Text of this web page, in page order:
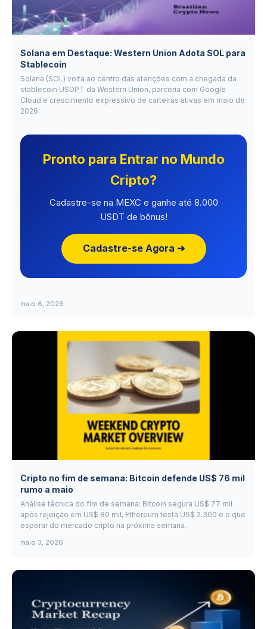
Solana em Destaque: Western Union Adota SOL para
Stablecoin
Solana (SOL) volta ao centro das atenções com a chegada da
stablecoin USDPT da Western Union, parceria com Google
Cloud e crescimento expressivo de carteiras ativas em maio de
2026.
Pronto para Entrar no Mundo
Cripto?
Cadastre-se na MEXC e ganhe até 8.000
USDT de bônus!
Cadastre-se Agora ➜
maio 6, 2026
Cripto no fim de semana: Bitcoin defende US$ 76 mil
rumo a maio
Análise técnica do fim de semana: Bitcoin segura US$ 77 mil
após rejeição em US$ 80 mil, Ethereum testa US$ 2.300 e o que
esperar do mercado cripto na próxima semana.
maio 3, 2026